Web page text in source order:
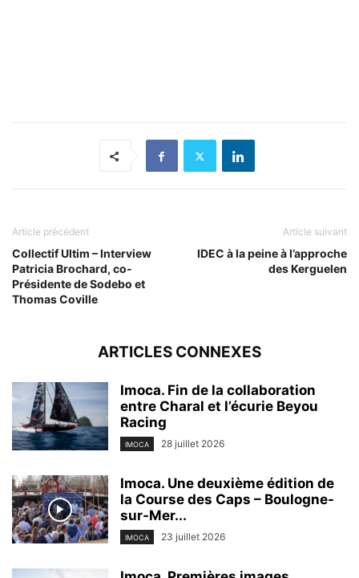
Article précédent
Collectif Ultim – Interview
Patricia Brochard, co-
Présidente de Sodebo et
Thomas Coville
Article suivant
IDEC à la peine à l’approche
des Kerguelen
ARTICLES CONNEXES
Imoca. Fin de la collaboration
entre Charal et l’écurie Beyou
Racing
IMOCA 28 juillet 2026
Imoca. Une deuxième édition de
la Course des Caps – Boulogne-
sur-Mer...
IMOCA 23 juillet 2026